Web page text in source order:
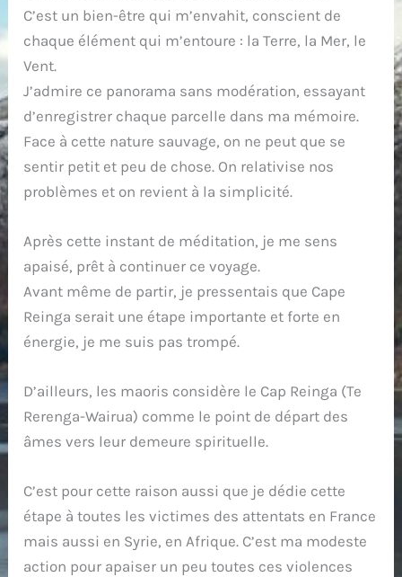
C’est un bien-être qui m’envahit, conscient de
chaque élément qui m’entoure : la Terre, la Mer, le
Vent.
J’admire ce panorama sans modération, essayant
d’enregistrer chaque parcelle dans ma mémoire.
Face à cette nature sauvage, on ne peut que se
sentir petit et peu de chose. On relativise nos
problèmes et on revient à la simplicité.
Après cette instant de méditation, je me sens
apaisé, prêt à continuer ce voyage.
Avant même de partir, je pressentais que Cape
Reinga serait une étape importante et forte en
énergie, je me suis pas trompé.
D’ailleurs, les maoris considère le Cap Reinga (Te
Rerenga-Wairua) comme le point de départ des
âmes vers leur demeure spirituelle.
C’est pour cette raison aussi que je dédie cette
étape à toutes les victimes des attentats en France
mais aussi en Syrie, en Afrique. C’est ma modeste
action pour apaiser un peu toutes ces violences